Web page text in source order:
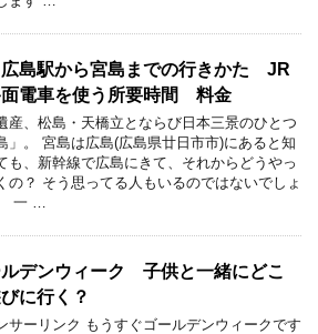
広島駅から宮島までの行きかた JR
電車を使う所要時間 料金
産、松島・天橋立とならび日本三景のひとつ
」。 宮島は広島(広島県廿日市市)にあると知
も、新幹線で広島にきて、それからどうやっ
の？ そう思ってる人もいるのではないでしょ
一 …
ルデンウィーク 子供と一緒にどこ
に行く？
サーリンク もうすぐゴールデンウィークです